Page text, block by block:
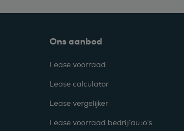
Ons aanbod
Lease voorraad
Lease calculator
Lease vergelijker
Lease voorraad bedrijfauto’s